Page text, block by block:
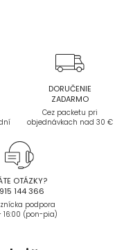
DORUČENIE
ZADARMO
Cez packetu pri
objednávkach nad 30 €
OTÁZKY?
144 366
podpora
16:00 (pon-pia)